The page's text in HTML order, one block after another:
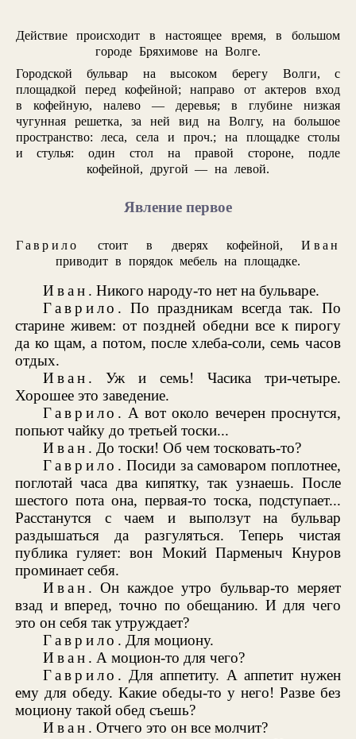
Действие происходит в настоящее время, в большом
городе Бряхимове на Волге.
Городской бульвар на высоком берегу Волги, с
площадкой перед кофейной; направо от актеров вход
в кофейную, налево — деревья; в глубине низкая
чугунная решетка, за ней вид на Волгу, на большое
пространство: леса, села и проч.; на площадке столы
и стулья: один стол на правой стороне, подле
кофейной, другой — на левой.
Явление первое
Гаврило стоит в дверях кофейной,Иван
приводит в порядок мебель на площадке.
Иван . Никого народу-то нет на бульваре.
Гаврило . По праздникам всегда так. По
старине живем: от поздней обедни все к пирогу
да ко щам, а потом, после хлеба-соли, семь часов
отдых.
Иван . Уж и семь! Часика три-четыре.
Хорошее это заведение.
Гаврило . А вот около вечерен проснутся,
попьют чайку до третьей тоски...
Иван . До тоски! Об чем тосковать-то?
Гаврило . Посиди за самоваром поплотнее,
поглотай часа два кипятку, так узнаешь. После
шестого пота она, первая-то тоска, подступает...
Расстанутся с чаем и выползут на бульвар
раздышаться да разгуляться. Теперь чистая
публика гуляет: вон Мокий Парменыч Кнуров
проминает себя.
Иван . Он каждое утро бульвар-то меряет
взад и вперед, точно по обещанию. И для чего
это он себя так утруждает?
Гаврило . Для моциону.
Иван . А моцион-то для чего?
Гаврило . Для аппетиту. А аппетит нужен
ему для обеду. Какие обеды-то у него! Разве без
моциону такой обед съешь?
Иван . Отчего это он все молчит?